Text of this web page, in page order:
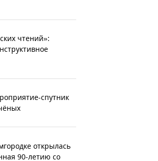
чтений»:
спутник
открылась
90-летию со